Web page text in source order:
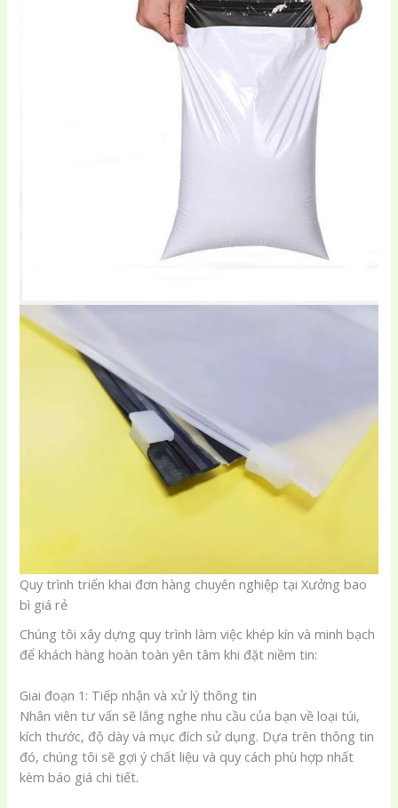
Quy trình triển khai đơn hàng chuyên nghiệp tại Xưởng bao
bì giá rẻ
Chúng tôi xây dựng quy trình làm việc khép kín và minh bạch
để khách hàng hoàn toàn yên tâm khi đặt niềm tin:
Giai đoạn 1: Tiếp nhận và xử lý thông tin
Nhân viên tư vấn sẽ lắng nghe nhu cầu của bạn về loại túi,
kích thước, độ dày và mục đích sử dụng. Dựa trên thông tin
đó, chúng tôi sẽ gợi ý chất liệu và quy cách phù hợp nhất
kèm báo giá chi tiết.